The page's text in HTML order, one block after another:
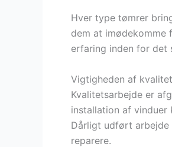
Hver type tømrer
dem at imødekomme
erfaring inden for det
Vigtigheden af
Kvalitetsarbejde er
installation af
Dårligt udført
reparere.